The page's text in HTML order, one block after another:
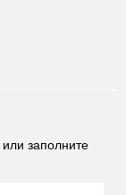
или заполните